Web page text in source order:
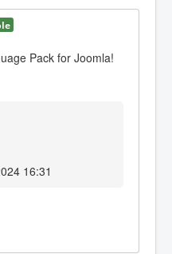
Pack for Joomla!
16:31